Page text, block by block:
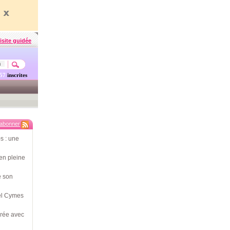
guidée
inscrites
: une
pleine
son
Cymes
avec